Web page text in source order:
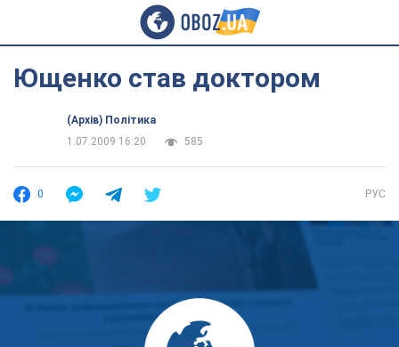
Ющенко став доктором
(Архів) Політика
1.07.2009 16:20
585
0 РУС